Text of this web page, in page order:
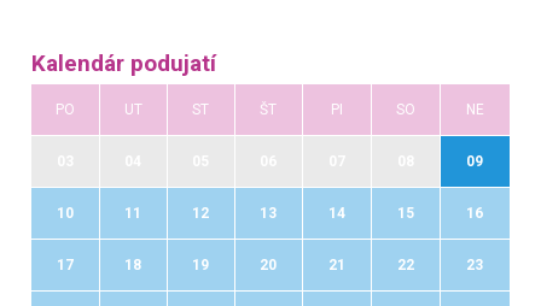
Kalendár podujatí
PO UT ST ŠT PI SO NE
09
10 11 12 13 14 15 16
17 18 19 20 21 22 23